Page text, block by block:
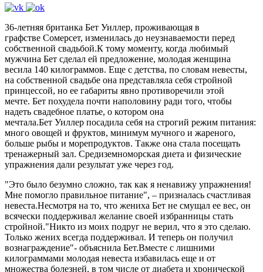
36-летняя британка Бет Уиллер, проживающая в
графстве Сомерсет, изменилась до неузнаваемости перед
собственной свадьбой.К тому моменту, когда любимый
мужчина Бет сделал ей предложение, молодая женщина
весила 140 килограммов. Еще с детства, по словам невесты,
на собственной свадьбе она представляла себя стройной
принцессой, но ее габариты явно противоречили этой
мечте. Бет похудела почти наполовину ради того, чтобы
надеть свадебное платье, о котором она
мечтала.Бет Уиллер посадила себя на строгий режим питания:
много овощей и фруктов, минимум мучного и жареного,
больше рыбы и морепродуктов. Также она стала посещать
тренажерный зал. Средиземноморская диета и физические
упражнения дали результат уже через год.
"Это было безумно сложно, так как я ненавижу упражнения!
Мне помогло правильное питание", – призналась счастливая
невеста.Несмотря на то, что жениха Бет не смущал ее вес, он
всячески поддерживал желание своей избранницы стать
стройной."Никто из моих подруг не верил, что я это сделаю.
Только жених всегда поддерживал. И теперь он получил
вознаграждение"- объяснила Бет.Вместе с лишними
килограммами молодая невеста избавилась еще и от
множества болезней, в том числе от диабета и хронической